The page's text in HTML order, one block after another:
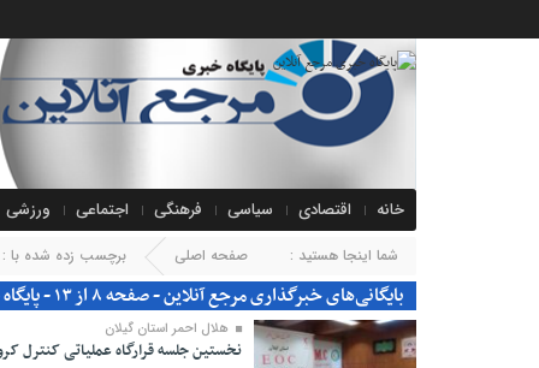
خانه اقتصادی سیاسی فرهنگی اجتماعی ورزشی
شما اینجا هستید : صفحه اصلی برچسب زده شده با :
بایگانی‌های خبرگذاری مرجع آنلاین - صفحه ۸ از ۱۳ - پایگاه خبری مرجع آنلاین
هلال احمر استان گیلان
نخستین جلسه قرارگاه عملیاتی کنترل